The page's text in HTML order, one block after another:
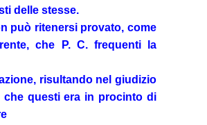
delle stesse.
può ritenersi provato, come
che P. C. frequenti la
risultando nel giudizio
che questi era in procinto di